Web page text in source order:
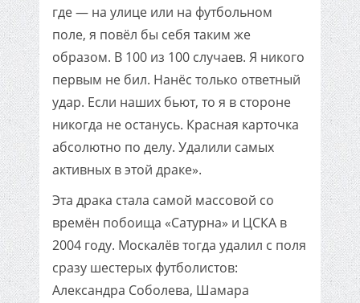
где — на улице или на футбольном
поле, я повёл бы себя таким же
образом. В 100 из 100 случаев. Я никого
первым не бил. Нанёс только ответный
удар. Если наших бьют, то я в стороне
никогда не останусь. Красная карточка
абсолютно по делу. Удалили самых
активных в этой драке».
Эта драка стала самой массовой со
времён побоища «Сатурна» и ЦСКА в
2004 году. Москалёв тогда удалил с поля
сразу шестерых футболистов:
Александра Соболева, Шамара